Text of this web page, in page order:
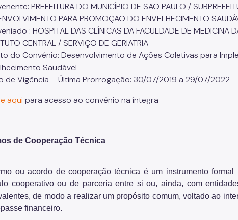
PREFEITURA DO MUNICÍPIO DE SÃO PAULO /
PARA PROMOÇÃO DO ENVELHECIMENTO
: HOSPITAL DAS CLÍNICAS DA FACULDADE DE MEDICINA
CENTRAL / SERVIÇO DE GERIATRIA
do Convênio: Desenvolvimento de Ações Coletivas para
Saudável
de Vigência – Última Prorrogação: 30/07/2019 a 29/07/2022
aqui para acesso ao convênio na íntegra
de Cooperação Técnica
ou acordo de cooperação técnica é um instrumento
cooperativo ou de parceria entre si ou, ainda, com
de modo a realizar um propósito comum, voltado ao
financeiro.